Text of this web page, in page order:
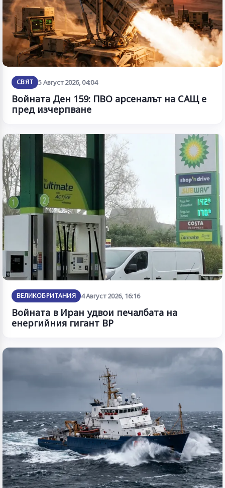
СВЯТ 5 Август 2026, 04:04
Войната Ден 159: ПВО арсеналът на САЩ е
пред изчерпване
ВЕЛИКОБРИТАНИЯ 4 Август 2026, 16:16
Войната в Иран удвои печалбата на
енергийния гигант BP